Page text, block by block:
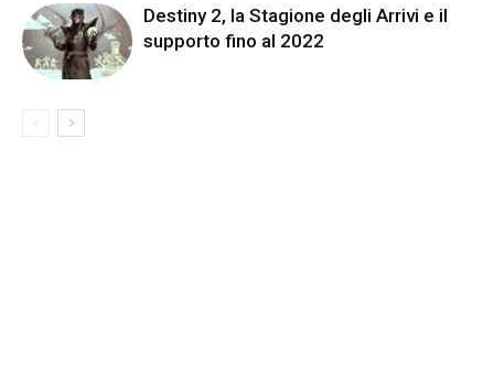
Destiny 2, la Stagione degli Arrivi e il
supporto fino al 2022